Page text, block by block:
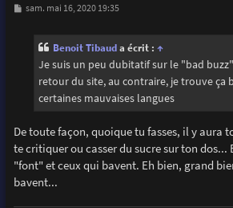
M
sam. mai 16, 2020 19:35
Benoit Tibauda écrit : ↑
Je suis un peu dubitatif sur le "bad
retour du site, au contraire, je trouve ça
certaines mauvaises langues
De toute façon, quoique tu fasses, il y aura
te critiquer ou casser du sucre sur ton dos...
"font" et ceux qui bavent. Eh bien, grand
bavent...